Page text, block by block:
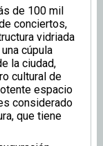
de 100 mil
conciertos,
vidriada
cúpula
la ciudad,
cultural de
espacio
considerado
que tiene